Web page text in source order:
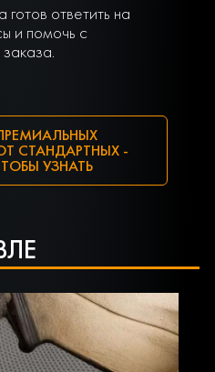
ответить на
и помочь с
СТАНДАРТНЫХ -
УЗНАТЬ